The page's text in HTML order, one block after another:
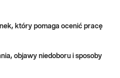
który pomaga ocenić pracę
objawy niedoboru i sposoby